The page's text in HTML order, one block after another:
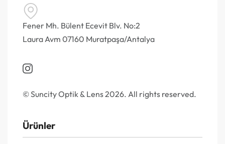
Fener Mh. Bülent Ecevit Blv. No:2
Laura Avm 07160 Muratpaşa/Antalya
© Suncity Optik & Lens 2026. All rights reserved.
Ürünler